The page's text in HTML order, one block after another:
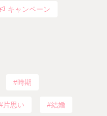
キャンペーン
時期
片思い 結婚